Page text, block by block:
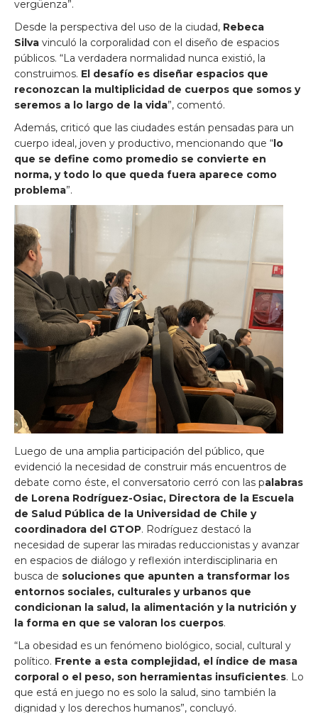
vergüenza”.
Desde la perspectiva del uso de la ciudad, Rebeca
Silva vinculó la corporalidad con el diseño de espacios
públicos. “La verdadera normalidad nunca existió, la
construimos. El desafío es diseñar espacios que
reconozcan la multiplicidad de cuerpos que somos y
seremos a lo largo de la vida”, comentó.
Además, criticó que las ciudades están pensadas para un
cuerpo ideal, joven y productivo, mencionando que “lo
que se define como promedio se convierte en
norma, y todo lo que queda fuera aparece como
problema”.
Luego de una amplia participación del público, que
evidenció la necesidad de construir más encuentros de
debate como éste, el conversatorio cerró con las palabras
de Lorena Rodríguez-Osiac, Directora de la Escuela
de Salud Pública de la Universidad de Chile y
coordinadora del GTOP. Rodríguez destacó la
necesidad de superar las miradas reduccionistas y avanzar
en espacios de diálogo y reflexión interdisciplinaria en
busca de soluciones que apunten a transformar los
entornos sociales, culturales y urbanos que
condicionan la salud, la alimentación y la nutrición y
la forma en que se valoran los cuerpos.
“La obesidad es un fenómeno biológico, social, cultural y
político. Frente a esta complejidad, el índice de masa
corporal o el peso, son herramientas insuficientes. Lo
que está en juego no es solo la salud, sino también la
dignidad y los derechos humanos”, concluyó.